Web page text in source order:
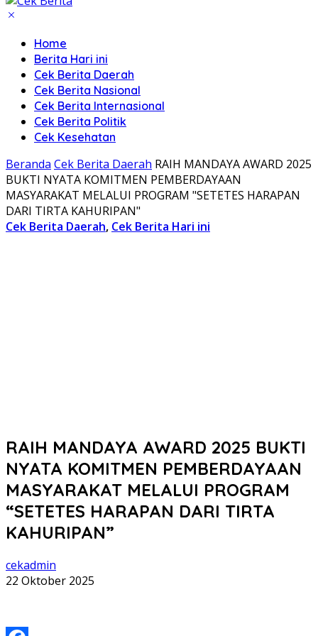
Home
Berita Hari ini
Cek Berita Daerah
Cek Berita Nasional
Cek Berita Internasional
Cek Berita Politik
Cek Kesehatan
Beranda Cek Berita Daerah RAIH MANDAYA AWARD 2025
BUKTI NYATA KOMITMEN PEMBERDAYAAN
MASYARAKAT MELALUI PROGRAM "SETETES HARAPAN
DARI TIRTA KAHURIPAN"
Cek Berita Daerah, Cek Berita Hari ini
RAIH MANDAYA AWARD 2025 BUKTI
NYATA KOMITMEN PEMBERDAYAAN
MASYARAKAT MELALUI PROGRAM
“SETETES HARAPAN DARI TIRTA
KAHURIPAN”
cekadmin
22 Oktober 2025